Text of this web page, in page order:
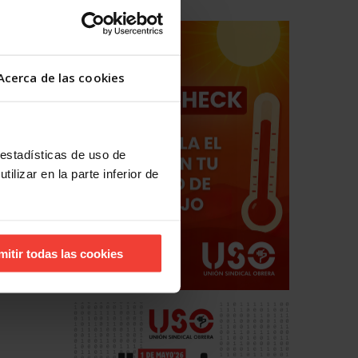
de las cookies
de uso de
en la parte inferior de
todas las cookies
de